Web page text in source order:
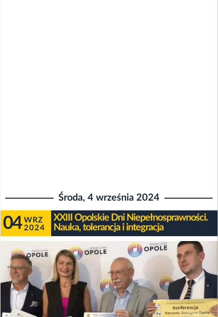
Środa, 4 września 2024
04 WRZ
2024
XXIII Opolskie Dni Niepełnosprawności.
Nauka, tolerancja i integracja